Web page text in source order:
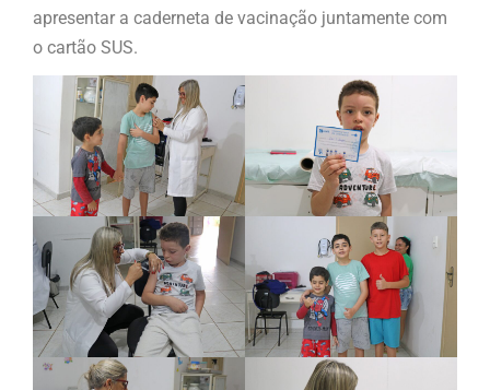
apresentar a caderneta de vacinação juntamente com
o cartão SUS.